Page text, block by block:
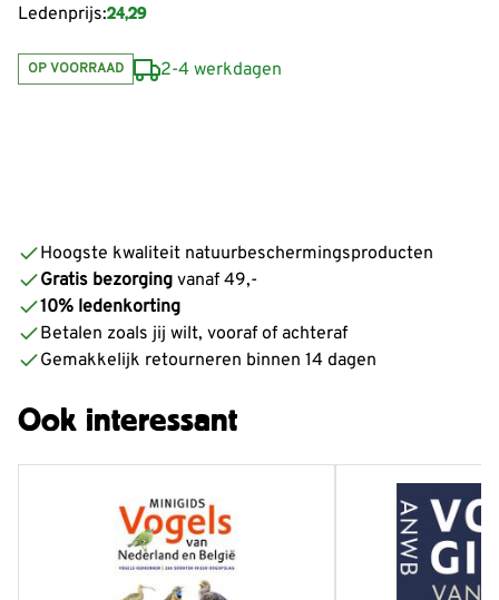
Ledenprijs:24,29
OP VOORRAAD 2-4 werkdagen
Hoogste kwaliteit natuurbeschermingsproducten
Gratis bezorging vanaf 49,-
10% ledenkorting
Betalen zoals jij wilt, vooraf of achteraf
Gemakkelijk retourneren binnen 14 dagen
Ook interessant